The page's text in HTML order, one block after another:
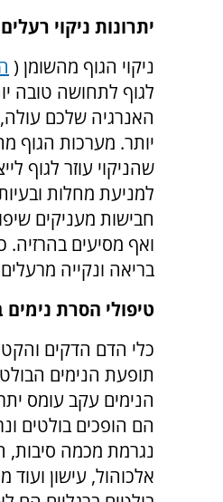
יתרונות ניקוי
ניקוי הגוף מהשומן (
לגוף לתחושה טובה
האנרגיה שלכם עולה,
יותר. מערכות הגוף
שהניקוי עוזר לגוף
למניעת מחלות
חבישות מעניקים
ואף מסיעים בהרזיה.
בריאה ונקייה
טיפולי הסרת
כלי הדם הדקים
תופעת הנימים
הנימים עקב עומס
הם הופכים בולטים
נגרמת מכמה סיבות,
אלכוהול, עישון ועוד